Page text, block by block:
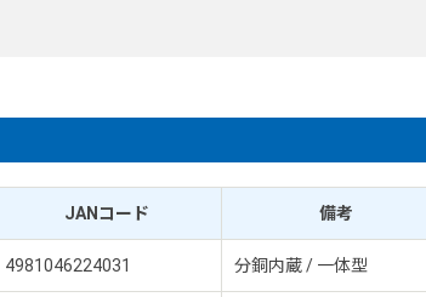
JANコード 備考
4981046224031 分銅内蔵 / 一体型